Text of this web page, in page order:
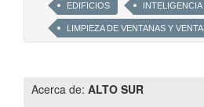
EDIFICIOS
LIMPIEZA DE VENTANAS Y
ANDAMIOS
Acerca de: ALTO SUR